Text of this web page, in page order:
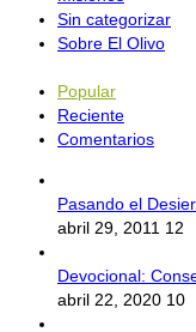
Sin categorizar
Sobre El Olivo
Popular
Reciente
Comentarios
Pasando el
abril 29, 2011 12
Devocional:
abril 22, 2020 10